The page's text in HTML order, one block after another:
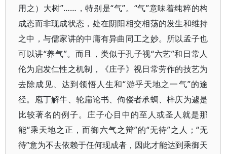
用之）大树”……，特别是“气”。“气”意味着纯粹的构
成态而非现成状态，处在阴阳相交相荡的发生和维持
之中，与儒家讲的中庸有异曲同工之妙。所以孟子也
可以讲“养气”。而且，类似于孔子视“六艺”和日常人
伦为启发仁性之机制，《庄子》视日常劳作的技艺为
去除成见、达到领悟人生和“游乎天地之一气”的途
径。庖丁解牛、轮扁论书、佝偻者承蜩、梓庆为遽是
比较著名的例子。庄子心目中的至人或圣人就是那
能“乘天地之正，而御六气之辩”的“无待”之人；“无
待”意为不去依赖于任何现成者，因此才能达到乘御天